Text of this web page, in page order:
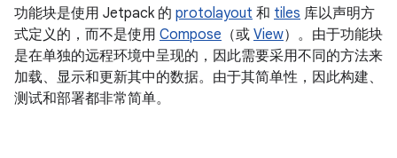
功能块是使用 Jetpack 的 protolayout 和 tiles 库以声明方
式定义的，而不是使用 Compose （或 View）。由于功能块
是在单独的远程环境中呈现的，因此需要采用不同的方法来
加载、显示和更新其中的数据。由于其简单性，因此构建、
测试和部署都非常简单。